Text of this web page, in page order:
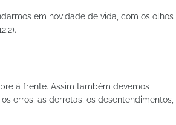
em novidade de vida, com os olhos
à frente. Assim também devemos
erros, as derrotas, os desentendimentos,